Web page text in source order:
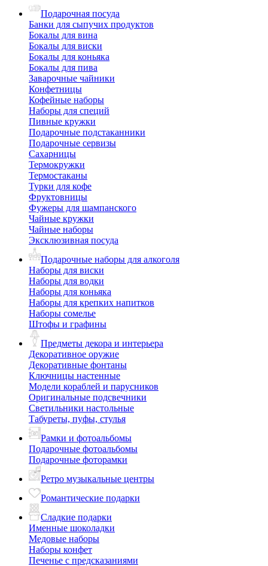
Подарочная посуда
Банки для сыпучих продуктов
Бокалы для вина
Бокалы для виски
Бокалы для коньяка
Бокалы для пива
Заварочные чайники
Конфетницы
Кофейные наборы
Наборы для специй
Пивные кружки
Подарочные подстаканники
Подарочные сервизы
Сахарницы
Термокружки
Термостаканы
Турки для кофе
Фруктовницы
Фужеры для шампанского
Чайные кружки
Чайные наборы
Эксклюзивная посуда
Подарочные наборы для алкоголя
Наборы для виски
Наборы для водки
Наборы для коньяка
Наборы для крепких напитков
Наборы сомелье
Штофы и графины
Предметы декора и интерьера
Декоративное оружие
Декоративные фонтаны
Ключницы настенные
Модели кораблей и парусников
Оригинальные подсвечники
Светильники настольные
Табуреты, пуфы, стулья
Рамки и фотоальбомы
Подарочные фотоальбомы
Подарочные фоторамки
Ретро музыкальные центры
Романтические подарки
Сладкие подарки
Именные шоколадки
Медовые наборы
Наборы конфет
Печенье с предсказаниями